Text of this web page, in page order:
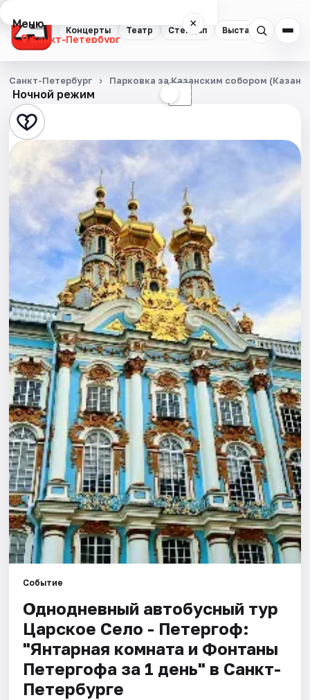
Концерты Театр Стендап Выставки
Меню ×
Санкт-Петербург
Концерты
Театр
Стендап
Выставки
Квесты
Экскурсии
Спорт
События
Города
Площадки
Артисты
Рейтинги
Ночной режим ☾
Санкт-Петербург Парковка за Казанским собором
Событие
Однодневный автобусный тур
Царское Село - Петергоф:
"Янтарная комната и Фонтаны
Петергофа за 1 день" в Санкт-
Петербурге